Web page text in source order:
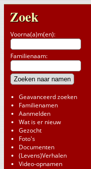
Zoek
Voorna(a)m(en):
Familienaam:
Geavanceerd zoeken
Familienamen
Aanmelden
Wat is er nieuw
Gezocht
Foto's
Documenten
(Levens)Verhalen
Video-opnamen